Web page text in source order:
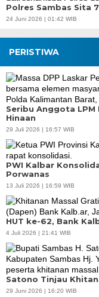
Polres Sambas Sita
24 Juni 2026 | 01:42 WIB
PERISTIWA
Seribu Anggota
Hinaan
29 Juli 2026 | 16:57 WIB
PWI Kalbar
Porwanas
13 Juli 2026 | 16:59 WIB
HUT ke-62, Bank
4 Juli 2026 | 21:41 WIB
Satono Tinjau
29 Juni 2026 | 16:20 WIB